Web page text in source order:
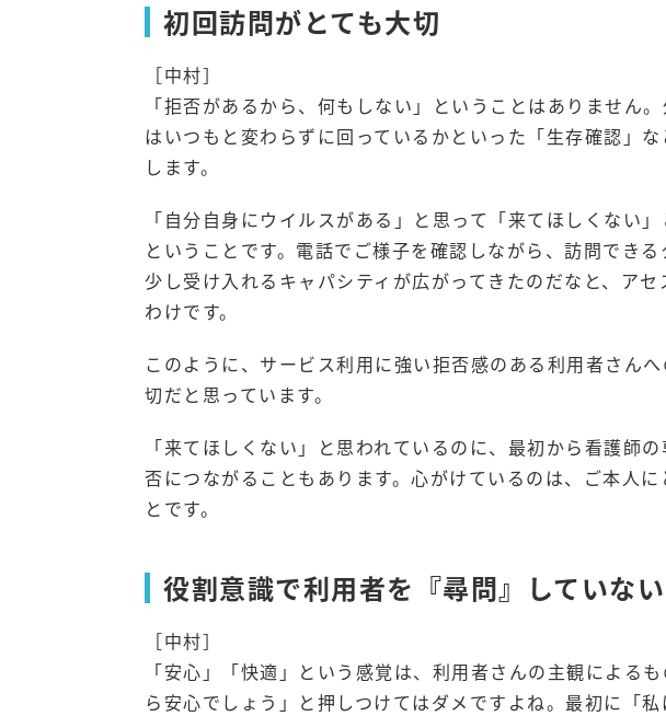
初回訪問がとても大切
［中村］
「拒否があるから、何もしない」ということはありません
はいつもと変わらずに回っているかといった「生存確認」
します。
「自分自身にウイルスがある」と思って「来てほしくない
ということです。電話でご様子を確認しながら、訪問できる
少し受け入れるキャパシティが広がってきたのだなと、ア
わけです。
このように、サービス利用に強い拒否感のある利用者さん
切だと思っています。
「来てほしくない」と思われているのに、最初から看護師
否につながることもあります。心がけているのは、ご本人
とです。
役割意識で利用者を『尋問』していな
［中村］
「安心」「快適」という感覚は、利用者さんの主観による
ら安心でしょう」と押しつけてはダメですよね。最初に「